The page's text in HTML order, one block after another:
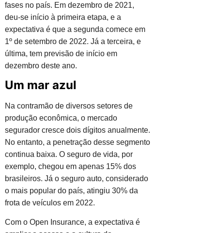
fases no país. Em dezembro de 2021,
deu-se início à primeira etapa, e a
expectativa é que a segunda comece em
1º de setembro de 2022. Já a terceira, e
última, tem previsão de início em
dezembro deste ano.
Um mar azul
Na contramão de diversos setores de
produção econômica, o mercado
segurador cresce dois dígitos anualmente.
No entanto, a penetração desse segmento
continua baixa. O seguro de vida, por
exemplo, chegou em apenas 15% dos
brasileiros. Já o seguro auto, considerado
o mais popular do país, atingiu 30% da
frota de veículos em 2022.
Com o Open Insurance, a expectativa é